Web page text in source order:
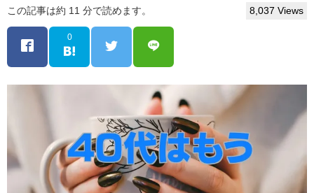
この記事は約 11 分で読めます。 8,037 Views
0